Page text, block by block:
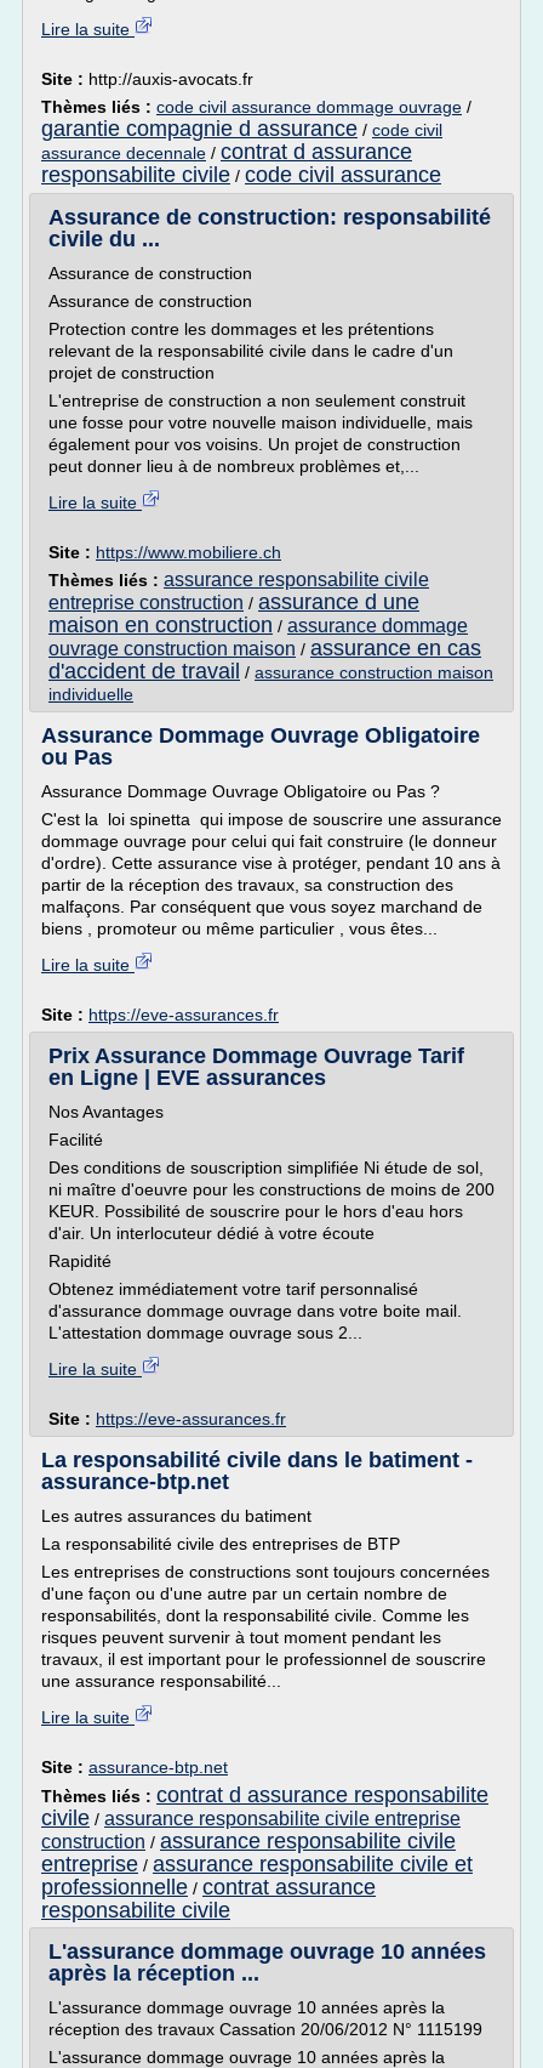
Lire la suite
Site : http://auxis-avocats.fr
Thèmes liés : code civil assurance dommage ouvrage /
garantie compagnie d assurance / code civil
assurance decennale / contrat d assurance
responsabilite civile / code civil assurance
Assurance de construction: responsabilité
civile du ...
Assurance de construction
Assurance de construction
Protection contre les dommages et les prétentions
relevant de la responsabilité civile dans le cadre d'un
projet de construction
L'entreprise de construction a non seulement construit
une fosse pour votre nouvelle maison individuelle, mais
également pour vos voisins. Un projet de construction
peut donner lieu à de nombreux problèmes et,...
Lire la suite
Site : https://www.mobiliere.ch
Thèmes liés : assurance responsabilite civile
entreprise construction / assurance d une
maison en construction / assurance dommage
ouvrage construction maison / assurance en cas
d'accident de travail / assurance construction maison
individuelle
Assurance Dommage Ouvrage Obligatoire
ou Pas
Assurance Dommage Ouvrage Obligatoire ou Pas ?
C'est la loi spinetta qui impose de souscrire une assurance
dommage ouvrage pour celui qui fait construire (le donneur
d'ordre). Cette assurance vise à protéger, pendant 10 ans à
partir de la réception des travaux, sa construction des
malfaçons. Par conséquent que vous soyez marchand de
biens , promoteur ou même particulier , vous êtes...
Lire la suite
Site : https://eve-assurances.fr
Prix Assurance Dommage Ouvrage Tarif
en Ligne | EVE assurances
Nos Avantages
Facilité
Des conditions de souscription simplifiée Ni étude de sol,
ni maître d'oeuvre pour les constructions de moins de 200
KEUR. Possibilité de souscrire pour le hors d'eau hors
d'air. Un interlocuteur dédié à votre écoute
Rapidité
Obtenez immédiatement votre tarif personnalisé
d'assurance dommage ouvrage dans votre boite mail.
L'attestation dommage ouvrage sous 2...
Lire la suite
Site : https://eve-assurances.fr
La responsabilité civile dans le batiment -
assurance-btp.net
Les autres assurances du batiment
La responsabilité civile des entreprises de BTP
Les entreprises de constructions sont toujours concernées
d'une façon ou d'une autre par un certain nombre de
responsabilités, dont la responsabilité civile. Comme les
risques peuvent survenir à tout moment pendant les
travaux, il est important pour le professionnel de souscrire
une assurance responsabilité...
Lire la suite
Site : assurance-btp.net
Thèmes liés : contrat d assurance responsabilite
civile / assurance responsabilite civile entreprise
construction / assurance responsabilite civile
entreprise / assurance responsabilite civile et
professionnelle / contrat assurance
responsabilite civile
L'assurance dommage ouvrage 10 années
après la réception ...
L'assurance dommage ouvrage 10 années après la
réception des travaux Cassation 20/06/2012 N° 1115199
L'assurance dommage ouvrage 10 années après la